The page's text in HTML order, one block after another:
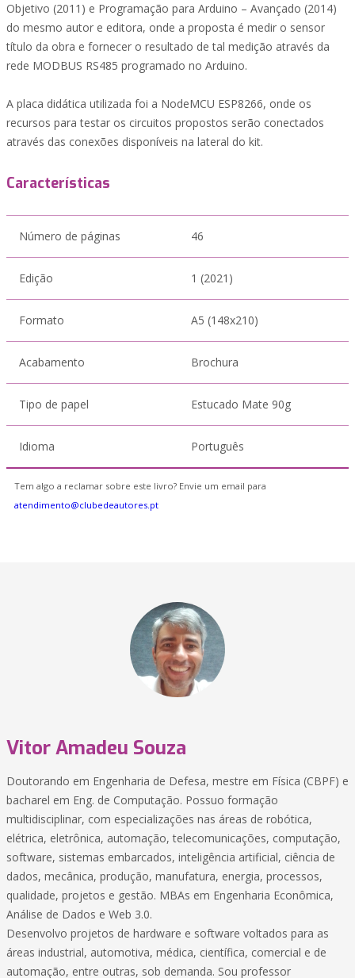
Objetivo (2011) e Programação para Arduino – Avançado (2014)
do mesmo autor e editora, onde a proposta é medir o sensor
título da obra e fornecer o resultado de tal medição através da
rede MODBUS RS485 programado no Arduino.
A placa didática utilizada foi a NodeMCU ESP8266, onde os
recursos para testar os circuitos propostos serão conectados
através das conexões disponíveis na lateral do kit.
Características
Número de páginas 46
Edição 1 (2021)
Formato A5 (148x210)
Acabamento Brochura
Tipo de papel Estucado Mate 90g
Idioma Português
Tem algo a reclamar sobre este livro? Envie um email para
atendimento@clubedeautores.pt
Vitor Amadeu Souza
Doutorando em Engenharia de Defesa, mestre em Física (CBPF) e
bacharel em Eng. de Computação. Possuo formação
multidisciplinar, com especializações nas áreas de robótica,
elétrica, eletrônica, automação, telecomunicações, computação,
software, sistemas embarcados, inteligência artificial, ciência de
dados, mecânica, produção, manufatura, energia, processos,
qualidade, projetos e gestão. MBAs em Engenharia Econômica,
Análise de Dados e Web 3.0.
Desenvolvo projetos de hardware e software voltados para as
áreas industrial, automotiva, médica, científica, comercial e de
automação, entre outras, sob demanda. Sou professor